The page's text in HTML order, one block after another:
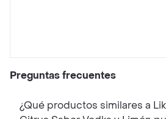
Preguntas frecuentes
¿Qué productos similares a